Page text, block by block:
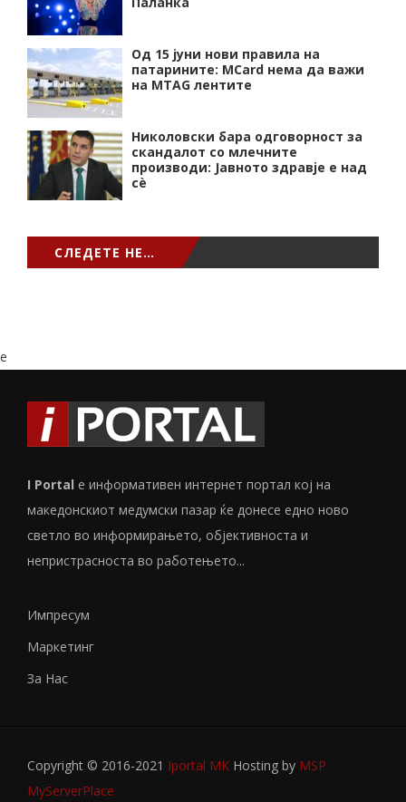
Од 15 јуни нови правила на
патарините: MCard нема да важи
на MTAG лентите
Николовски бара одговорност за
скандалот со млечните
производи: Јавното здравје е над
сѐ
СЛЕДЕТЕ НЕ…
e
I Portal е информативен интернет портал кој на
македонскиот медумски пазар ќе донесе едно ново
светло во информирањето, објективноста и
непристрасноста во работењето...
Импресум
Маркетинг
За Нас
Copyright © 2016-2021 Iportal MK Hosting by MSP
MyServerPlace